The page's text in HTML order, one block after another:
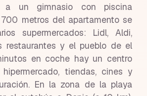
a un gimnasio con piscina
metros del apartamento se
supermercados: Lidl, Aldi,
restaurantes y el pueblo de el
en coche hay un centro
tiendas, cines y
En la zona de la playa